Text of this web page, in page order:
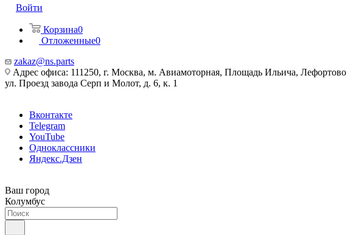
Войти
Корзина0
Отложенные0
zakaz@ns.parts
Адрес офиса: 111250, г. Москва, м. Авиамоторная, Площадь Ильича, Лефортово
ул. Проезд завода Серп и Молот, д. 6, к. 1
Вконтакте
Telegram
YouTube
Одноклассники
Яндекс.Дзен
Ваш город
Колумбус